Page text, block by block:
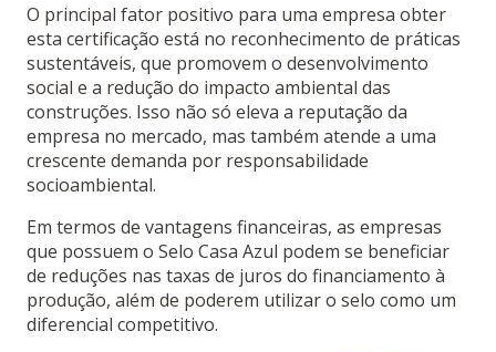
O principal fator positivo para uma empresa obter
esta certificação está no reconhecimento de práticas
sustentáveis, que promovem o desenvolvimento
social e a redução do impacto ambiental das
construções. Isso não só eleva a reputação da
empresa no mercado, mas também atende a uma
crescente demanda por responsabilidade
socioambiental​.
Em termos de vantagens financeiras, as empresas
que possuem o Selo Casa Azul podem se beneficiar
de reduções nas taxas de juros do financiamento à
produção, além de poderem utilizar o selo como um
diferencial competitivo.